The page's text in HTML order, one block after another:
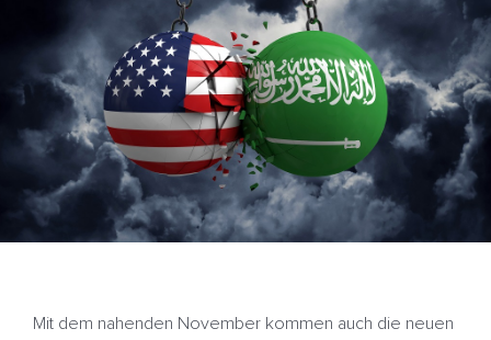
Mit dem nahenden November kommen auch die neuen